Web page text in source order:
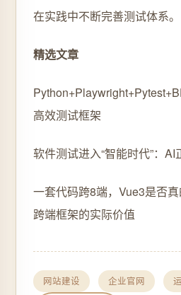
在实践中不断完善测试体系。
精选文章
高效测试框架
软件测试进入“智能时代”：
一套代码跨8端，Vue3是否真
跨端框架的实际价值
网站建设 企业官网